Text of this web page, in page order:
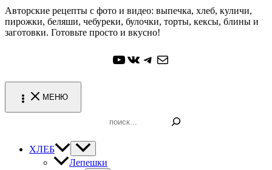
Авторские рецепты с фото и видео: выпечка, хлеб, куличи,
пирожки, беляши, чебуреки, булочки, торты, кексы, блины и
заготовки. Готовьте просто и вкусно!
YouTube
ВКонтакте
Telegram
Почта
МЕНЮ
ХЛЕБ
Лепешки